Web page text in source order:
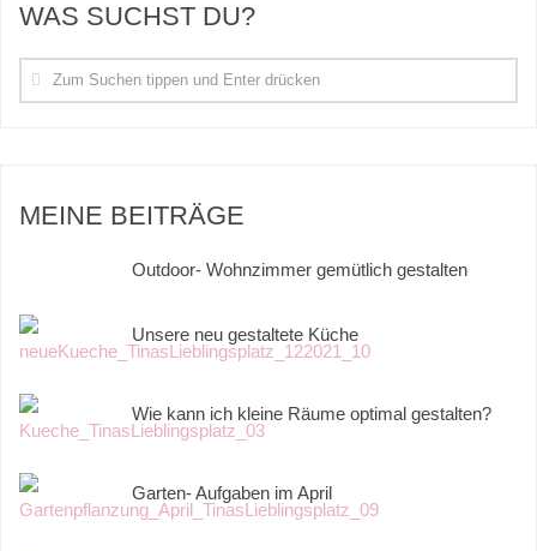
WAS SUCHST DU?
MEINE BEITRÄGE
Outdoor- Wohnzimmer gemütlich gestalten
Unsere neu gestaltete Küche
Wie kann ich kleine Räume optimal gestalten?
Garten- Aufgaben im April